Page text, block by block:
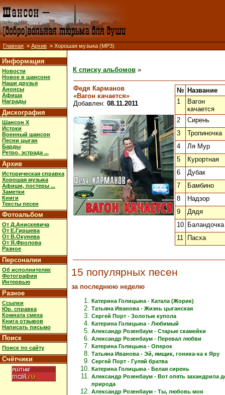
Главная » Архив » Хорошая музыка (MP3)
Информация
Новости
Новое в шансоне
Наши друзья
Анонсы
Афиша
Награды
Дискография
Шансон X
Истоки
Военный шансон
Песни цыган
Барды
Ретро, эстрада ...
Архив
Историческая справка
Хорошая музыка
Афиши, постеры ...
Заметки
Книги
Тексты песен
Фотоальбом
От Д.Анискевича
От Е.Гиршева
От В.Окунева
От Я.Фролова
Разное
Персоналии
Об исполнителях
Фотографии
Интервью
Разное
Ссылки
Юр. справка
Комната смеха
Книга отзывов
Написать письмо
Поиск
Поиск по сайту
Счётчики
К списку альбомов »
Федя Карманов
«Вагон качается»
Добавлен: 08.11.2011
№ Название
1
Вагон
качается
2
Сирень
3
Тропиночка
4
Ля Мур
5
Курортная
6
Дубак
7
Бамбино
8
Надзор
9
Дядя
10 Баландочка
11
Пасха
15 популярных песен
за последнюю неделю
Катерина Голицына - Катала (Жорик)
Татьяна Иванова - Жизнь цыганская
Сергей Порт - Золотые купола
Катерина Голицына - Любимый
Александр Розенбаум - Старые скамейки
Александр Розенбаум - Перевал любви
Катерина Голицына - Оперок
Татьяна Иванова - Эй, ямщик, гоника-ка к Яру
Сергей Порт - Гуляй братва
Катерина Голицына - Белая сирень
Александр Розенбаум - Вот опять захандрила
природа
Александр Розенбаум - Ты, любовь моя